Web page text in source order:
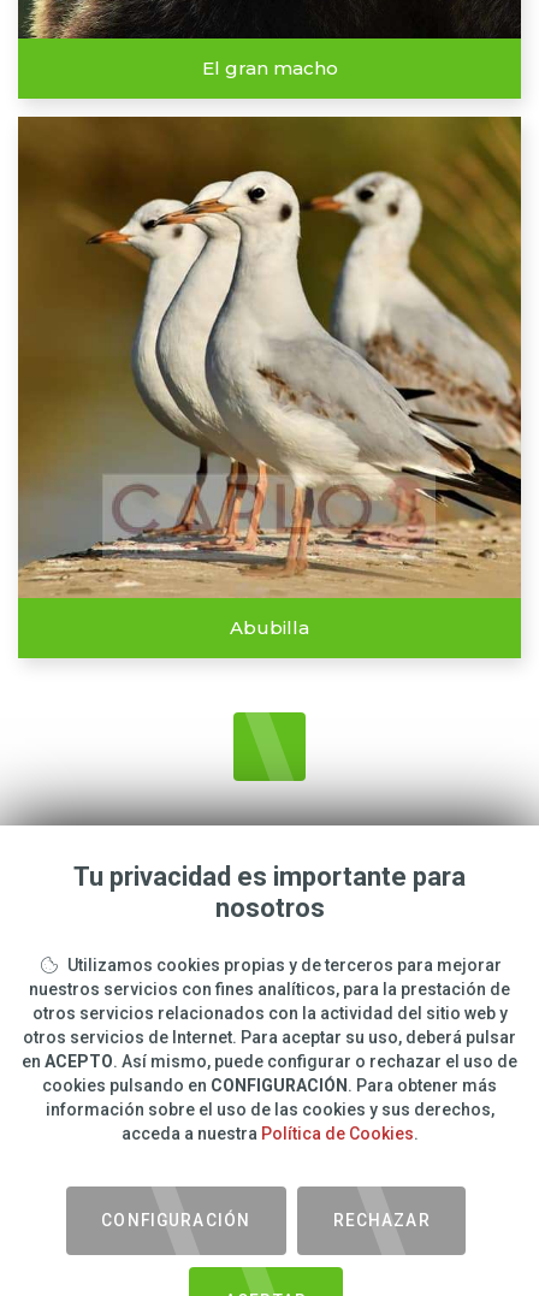
El gran macho
Abubilla
info@carlosphotonature.com
650 977 988
Nature Photography
Tienda Online
Tu privacidad es importante para
nosotros
Utilizamos cookies propias y de terceros para mejorar
nuestros servicios con fines analíticos, para la prestación de
otros servicios relacionados con la actividad del sitio web y
otros servicios de Internet. Para aceptar su uso, deberá pulsar
en ACEPTO. Así mismo, puede configurar o rechazar el uso de
cookies pulsando en CONFIGURACIÓN . Para obtener más
información sobre el uso de las cookies y sus derechos,
acceda a nuestra Política de Cookies.
CONFIGURACIÓN RECHAZAR